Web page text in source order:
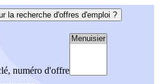
la recherche d'offres d'emploi ?
numéro d'offre